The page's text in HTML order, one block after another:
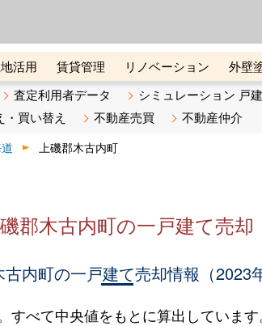
活用 賃貸管理 リノベーション 外壁
リビンマガジンBiz 不動産売却ご相談デス
査定利用者データ
シミュレーション 戸
・買い替え 不動産売買 不動産仲介
上磯郡木古内町
郡木古内町の一戸建て売却
内町の一戸建て売却情報（2023
べて中央値をもとに算出しています